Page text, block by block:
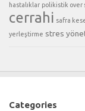
hastalıklar polikistik over
cerrahi safra
yerleştirme stres
Categories